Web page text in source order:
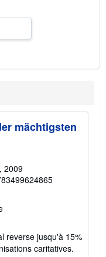
mächtigsten
, 2009
reverse jusqu'à 15%
caritatives.